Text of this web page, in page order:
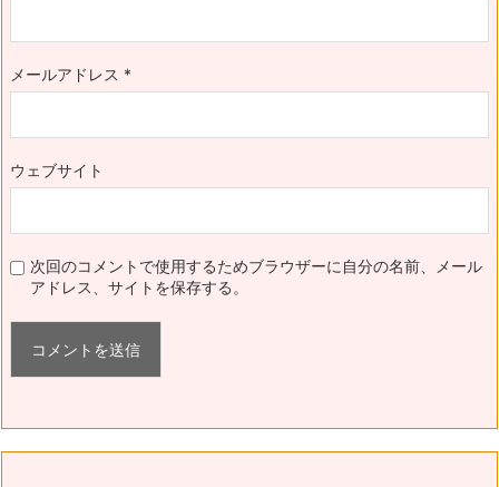
メールアドレス *
ウェブサイト
次回のコメントで使用するためブラウザーに自分の名前、メール
アドレス、サイトを保存する。